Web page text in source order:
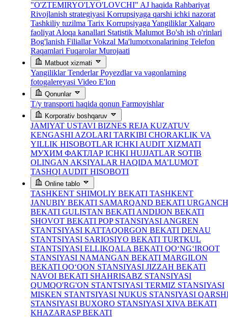
"O'ZTEMIRYO'LYO'LOVCHI" AJ haqida Rahbariyat
Rivojlanish strategiyasi Korrupsiyaga qarshi ichki nazorat
Tashkiliy tuzilma Tarix Korrupsiyaga Yangiliklar Xalqaro
faoliyat Aloqa kanallari Statistik Malumot Bo'sh ish o'rinlari
Bog'lanish FiliallarVokzal Ma'lumotxonalarining Telefon
Raqamlari Fuqarolar Murojaati
Matbuot xizmati
YangiliklarTenderlarPoyezdlar va vagonlarning
fotogalereyasi Video E'lon
Qonunlar
T/y transporti haqida qonun Farmoyishlar
Korporativ boshqaruv
JAMIYAT USTAVI BIZNES REJA KUZATUV
KENGASHI AZOLARI TARKIBI CHORAKLIK VA
YILLIK HISOBOTLAR ICHKI AUDIT XIZMATI
МУХИМ ФАКТЛАР ICHKI HUJJATLAR SOTIB
OLINGAN AKSIYALAR HAQIDA MA’LUMOT
TASHQI AUDIT HISOBOTI
Online tablo
TASHKENT SHIMOLIY BEKATI TASHKENT
JANUBIY BEKATI SAMARQAND BEKATI URGANCH
BEKATI GULISTAN BEKATI ANDIJON BEKATI
SHOVOT BEKATI POP STANSIYASI ANGREN
STANTSIYASI KATTAQORGON BEKATI DENAU
STANTSIYASI SARIOSIYO BEKATI TURTKUL
STANTSIYASI ELLIKQALA BEKATI QO‘NG‘IROOT
STANSIYASI NAMANGAN BEKATI MARGILON
BEKATI QO‘QON STANSIYASI JIZZAH BEKATI
NAVOI BEKATI SHAHRISABZ STANSIYASI
QUMQO'RG'ON STANTSIYASI TERMIZ STANSIYASI
MISKEN STANTSIYASI NUKUS STANSIYASI
STANSIYASI BUXORO STANSIYASI XIVA BEKATI
KHAZARASP BEKATI